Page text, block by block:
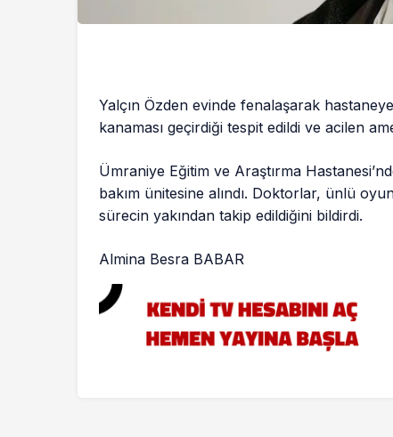
Yalçın Özden evinde fenalaşarak
kanaması geçirdiği tespit edildi ve acilen
Ümraniye Eğitim ve Araştırma
bakım ünitesine alındı. Doktorlar, ünlü
sürecin yakından takip edildiğini bildirdi.
Almina Besra BABAR